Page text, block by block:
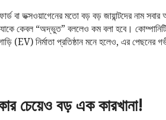
বা ভক্সওয়াগেনের মতো বড় বড় জায়ান্টদের নাম
যাকে কেবল “অদ্ভুত” বললেও কম বলা হবে।
নির্মাতা প্রতিষ্ঠান মনে হলেও, এর পেছনের
চেয়েও বড় এক কারখানা!